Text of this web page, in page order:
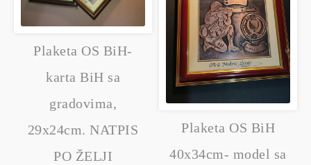
Plaketa OS BiH-
karta BiH sa
gradovima,
29x24cm. NATPIS
PO ŽELJI
Plaketa OS BiH
40x34cm- model sa